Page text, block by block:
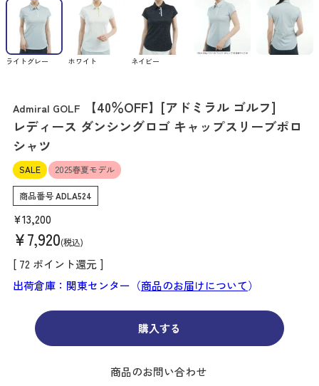
ライトグレー ホワイト ネイビー
Admiral GOLF
【40％OFF】[アドミラル ゴルフ]
レディース ダンシングロゴ キャップスリーブポロ
シャツ
SALE 2025春夏モデル
商品番号ADLA524
¥13,200
¥7,920 税込
[ 72 ポイント還元 ]
出荷倉庫：関東センター（商品のお届けについて）
購入する
商品のお問い合わせ